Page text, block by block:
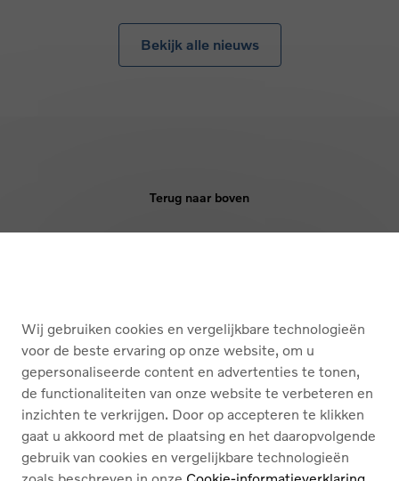
Bekijk alle nieuws
Terug naar boven
OVER ONS
Nederlands Français
Wij gebruiken cookies en vergelijkbare technologieën
voor de beste ervaring op onze website, om u
gepersonaliseerde content en advertenties te tonen,
de functionaliteiten van onze website te verbeteren en
inzichten te verkrijgen. Door op accepteren te klikken
gaat u akkoord met de plaatsing en het daaropvolgende
gebruik van cookies en vergelijkbare technologieën